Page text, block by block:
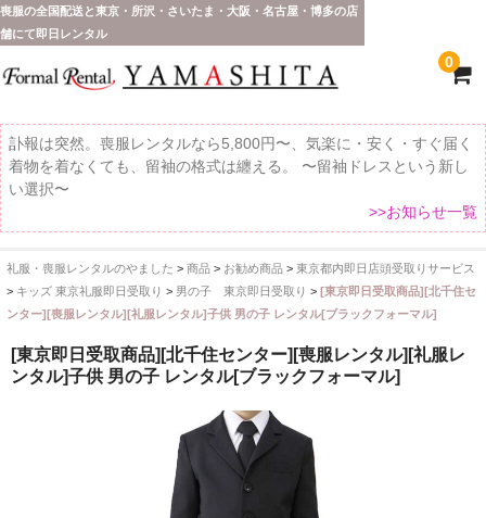
喪服の全国配送と東京・所沢・さいたま・大阪・名古屋・博多の店
舗にて即日レンタル
0
訃報は突然。喪服レンタルなら5,800円〜、気楽に・安く・すぐ届く
着物を着なくても、留袖の格式は纏える。 〜留袖ドレスという新し
い選択〜
>>お知らせ一覧
ホーム
全 国 配 送
受取り場所が選べます
礼服・喪服レンタルのやました > 商品> お勧め商品> 東京都内即日店頭受取りサービス
> キッズ 東京礼服即日受取り > 男の子 東京即日受取り > [東京即日受取商品][北千住セ
ンター][喪服レンタル][礼服レンタル]子供 男の子 レンタル[ブラックフォーマル]
[東京即日受取商品][北千住センター][喪服レンタル][礼服レ
ンタル]子供 男の子 レンタル[ブラックフォーマル]